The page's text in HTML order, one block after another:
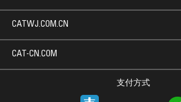
支付方式
CATWJ.COM.CN
CAT-CN.COM